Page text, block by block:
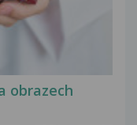
obrazech